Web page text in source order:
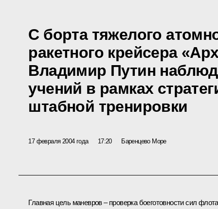
С борта тяжелого
ракетного крейсера
Владимир Путин
учений в рамках
штабной тренировки
17 февраля 2004 года 17:20 Баренцево Море
Главная цель маневров – проверка боеготовности сил флота